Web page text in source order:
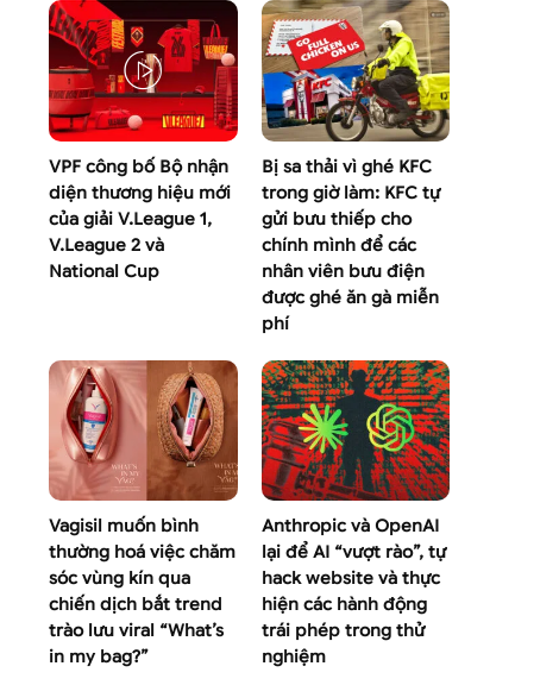
VPF công bố Bộ nhận
diện thương hiệu mới
của giải V.League 1,
V.League 2 và
National Cup
Bị sa thải vì ghé KFC
trong giờ làm: KFC tự
gửi bưu thiếp cho
chính mình để các
nhân viên bưu điện
được ghé ăn gà miễn
phí
Vagisil muốn bình
thường hoá việc chăm
sóc vùng kín qua
chiến dịch bắt trend
trào lưu viral “What’s
in my bag?”
Anthropic và OpenAI
lại để AI “vượt rào”, tự
hack website và thực
hiện các hành động
trái phép trong thử
nghiệm